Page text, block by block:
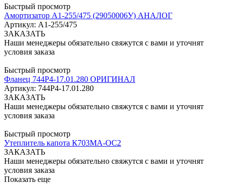
Быстрый просмотр
Амортизатор А1-255/475 (29050006У) АНАЛОГ
Артикул: А1-255/475
ЗАКАЗАТЬ
Наши менеджеры обязательно свяжутся с вами и уточнят
условия заказа
Быстрый просмотр
Фланец 744Р4-17.01.280 ОРИГИНАЛ
Артикул: 744Р4-17.01.280
ЗАКАЗАТЬ
Наши менеджеры обязательно свяжутся с вами и уточнят
условия заказа
Быстрый просмотр
Утеплитель капота К703МА-ОС2
ЗАКАЗАТЬ
Наши менеджеры обязательно свяжутся с вами и уточнят
условия заказа
Показать еще